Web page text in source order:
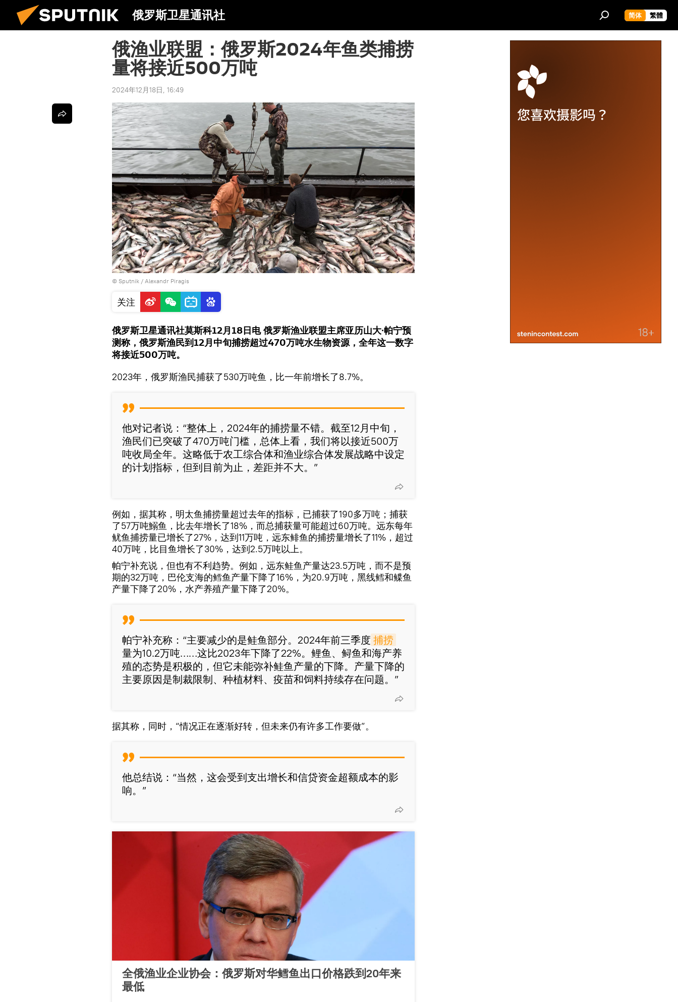
俄罗斯卫星通讯社 简体 繁體
俄渔业联盟：俄罗斯2024年鱼类捕捞
量将接近500万吨
2024年12月18日, 16:49
© Sputnik / Alexandr Piragis
关注
俄罗斯卫星通讯社莫斯科12月18日电 俄罗斯渔业联盟主席亚历山大∙帕宁预
测称，俄罗斯渔民到12月中旬捕捞超过470万吨水生物资源，全年这一数字
将接近500万吨。
2023年，俄罗斯渔民捕获了530万吨鱼，比一年前增长了8.7%。
他对记者说：“整体上，2024年的捕捞量不错。截至12月中旬，
渔民们已突破了470万吨门槛，总体上看，我们将以接近500万
吨收局全年。这略低于农工综合体和渔业综合体发展战略中设定
的计划指标，但到目前为止，差距并不大。”
例如，据其称，明太鱼捕捞量超过去年的指标，已捕获了190多万吨；捕获
了57万吨鰯鱼，比去年增长了18%，而总捕获量可能超过60万吨。远东每年
鱿鱼捕捞量已增长了27%，达到11万吨，远东鲱鱼的捕捞量增长了11%，超过
40万吨，比目鱼增长了30%，达到2.5万吨以上。
帕宁补充说，但也有不利趋势。例如，远东鲑鱼产量达23.5万吨，而不是预
期的32万吨，巴伦支海的鳕鱼产量下降了16%，为20.9万吨，黑线鳕和鲽鱼
产量下降了20%，水产养殖产量下降了20%。
帕宁补充称：“主要减少的是鲑鱼部分。2024年前三季度 捕捞
量为10.2万吨……这比2023年下降了22%。鲤鱼、鲟鱼和海产养
殖的态势是积极的，但它未能弥补鲑鱼产量的下降。产量下降的
主要原因是制裁限制、种植材料、疫苗和饲料持续存在问题。”
据其称，同时，“情况正在逐渐好转，但未来仍有许多工作要做”。
他总结说：“当然，这会受到支出增长和信贷资金超额成本的影
响。”
全俄渔业企业协会：俄罗斯对华鳕鱼出口价格跌到20年来
最低